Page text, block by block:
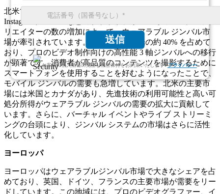
送信
お客様の個人情報の完全な機密保持をお約束いたします.プライバシー
北米では、高度なビデオ機器の急速な導入と、YouTube、
Instagram、TikTok などのプラットフォームでのコンテンツク
リエイターの数の増加によって、ウェアラブル ジンバル市
場が牽引されています。北米は世界市場の約 40% を占めて
おり、プロのビデオ制作向けの高性能 3 軸ジンバルへの移行
が顕著です。消費者が高品質のコンテンツを撮影するために
スマートフォンを使用することを好むようになったことで、
モバイル ジンバルの需要も急増しています。北米の主要市
場には米国とカナダがあり、先進技術の利用可能性と高い可
処分所得がウェアラブル ジンバルの需要の拡大に貢献して
います。さらに、バーチャル イベントやライブ ストリーミ
ングの台頭により、ジンバル システムの市場はさらに活性
化しています。
ヨーロッパ
ヨーロッパはウェアラブルジンバル市場で大きなシェアを占
めており、英国、ドイツ、フランスの主要市場が需要をリー
ドしています。この地域には、プロのビデオグラファー、イ